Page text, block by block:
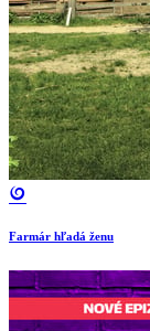
Farmár hľadá ženu